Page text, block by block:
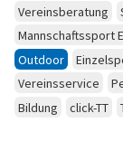
Vereinsberatung
Mannschaftssport
Outdoor
Vereinsservice
Bildung
click-TT